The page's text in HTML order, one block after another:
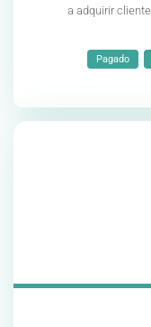
a adquirir
Pagado